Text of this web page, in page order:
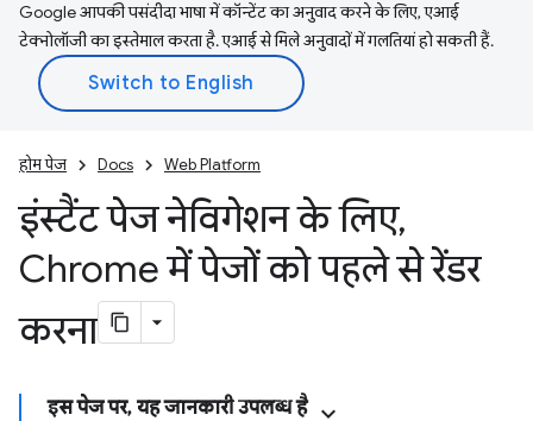
Google आपकी पसंदीदा भाषा में कॉन्टेंट का अनुवाद करने के लिए, एआई
टेक्नोलॉजी का इस्तेमाल करता है. एआई से मिले अनुवादों में गलतियां हो सकती हैं.
होम पेज Docs Web Platform
इंस्टैंट पेज नेविगेशन के लिए,
Chrome में पेजों को पहले से रेंडर
करना
इस पेज पर, यह जानकारी उपलब्ध है